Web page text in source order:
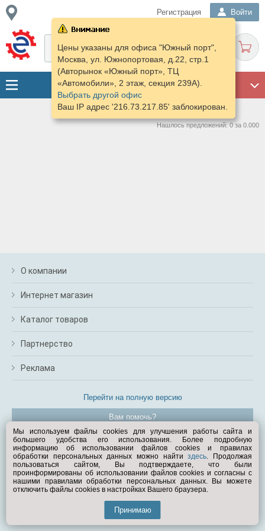
Регистрация Войти
Цены указаны для офиса "Южный порт",
Москва, ул. Южнопортовая, д.22, стр.1
(Авторынок «Южный порт», ТЦ
«Автомобили», 2 этаж, секция 239А).
Выбрать другой офис
Ваш IP адрес '216.73.217.85' заблокирован.
Нашлось предложений: 0 за 0.000
О компании
Интернет магазин
Каталог товаров
Партнерство
Реклама
Перейти на полную версию
Вам помочь?
© Exist.ru 1998—2026
Мы используем файлы cookies для улучшения работы сайта и
большего удобства его использования. Более подробную
информацию об использовании файлов cookies и правилах
обработки персональных данных можно найтиздесь. Продолжая
пользоваться сайтом, Вы подтверждаете, что были
проинформированы об использовании файлов cookies и согласны с
нашими правилами обработки персональных данных. Вы можете
отключить файлы cookies в настройках Вашего браузера.
Принимаю